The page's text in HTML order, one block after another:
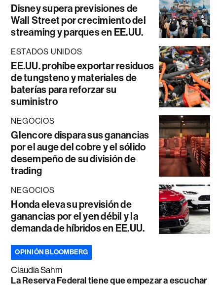
Disney supera previsiones de
Wall Street por crecimiento del
streaming y parques en EE.UU.
ESTADOS UNIDOS
EE.UU. prohíbe exportar residuos
de tungsteno y materiales de
baterías para reforzar su
suministro
NEGOCIOS
Glencore dispara sus ganancias
por el auge del cobre y el sólido
desempeño de su división de
trading
NEGOCIOS
Honda eleva su previsión de
ganancias por el yen débil y la
demanda de híbridos en EE.UU.
OPINIÓN BLOOMBERG
Claudia Sahm
La Reserva Federal tiene que empezar a escuchar